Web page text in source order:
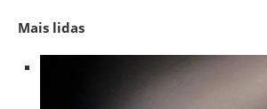
Mais lidas